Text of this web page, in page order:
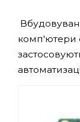
комп'ютери